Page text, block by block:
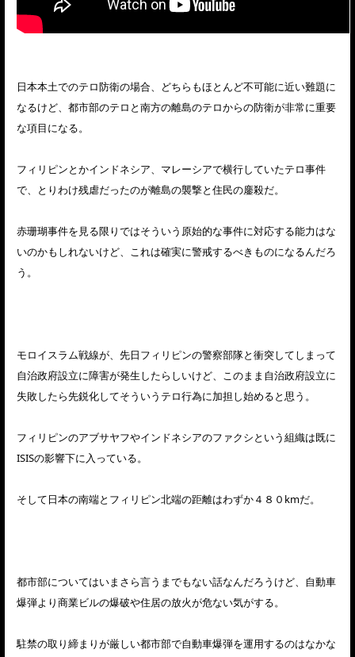
日本本土でのテロ防衛の場合、どちらもほとんど不可能に近い難題に
なるけど、都市部のテロと南方の離島のテロからの防衛が非常に重要
な項目になる。
フィリピンとかインドネシア、マレーシアで横行していたテロ事件
で、とりわけ残虐だったのが離島の襲撃と住民の鏖殺だ。
赤珊瑚事件を見る限りではそういう原始的な事件に対応する能力はな
いのかもしれないけど、これは確実に警戒するべきものになるんだろ
う。
モロイスラム戦線が、先日フィリピンの警察部隊と衝突してしまって
自治政府設立に障害が発生したらしいけど、このまま自治政府設立に
失敗したら先鋭化してそういうテロ行為に加担し始めると思う。
フィリピンのアブサヤフやインドネシアのファクシという組織は既に
ISISの影響下に入っている。
そして日本の南端とフィリピン北端の距離はわずか４８０kmだ。
都市部についてはいまさら言うまでもない話なんだろうけど、自動車
爆弾より商業ビルの爆破や住居の放火が危ない気がする。
駐禁の取り締まりが厳しい都市部で自動車爆弾を運用するのはなかな